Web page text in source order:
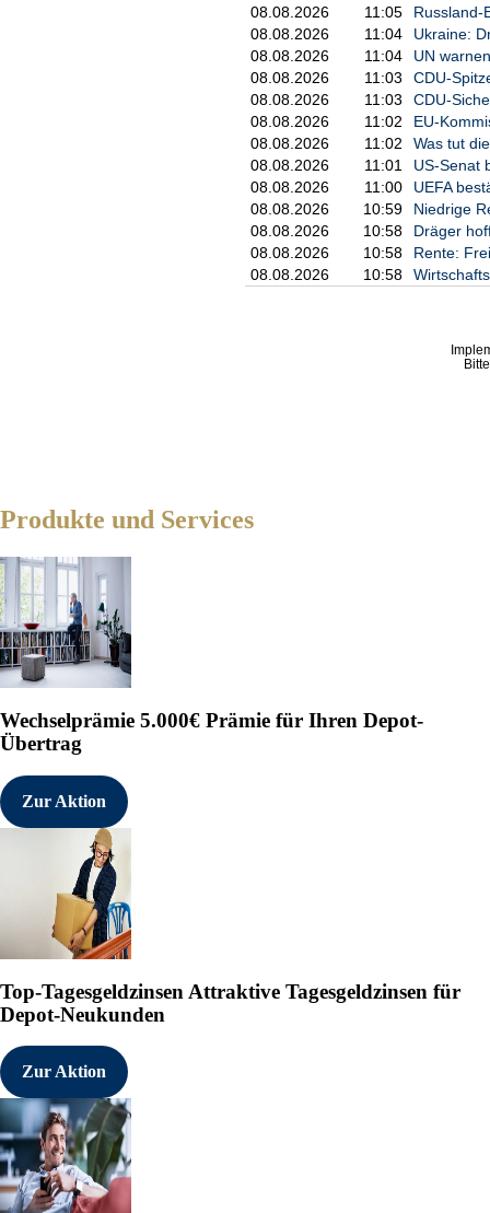
08.08.2026
11:05
Russland-
08.08.2026
11:04
Ukraine:
08.08.2026
11:04
UN
08.08.2026
11:03
CDU-
08.08.2026
11:03
CDU-
08.08.2026
11:02
EU-
08.08.2026
11:02
Was tut
08.08.2026
11:01
US-Senat
08.08.2026
11:00
UEFA
08.08.2026
10:59
Niedrige
08.08.2026
10:58
Dräger
08.08.2026
10:58
Rente:
08.08.2026
10:58
Produkte und Services
Wechselprämie 5.000€ Prämie für Ihren Depot-
Übertrag
Zur Aktion
Top-Tagesgeldzinsen Attraktive Tagesgeldzinsen für
Depot-Neukunden
Zur Aktion